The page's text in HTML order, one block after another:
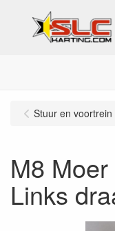
Stuur en voortrein
M8
Links